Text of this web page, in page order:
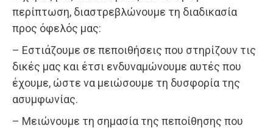
περίπτωση, διαστρεβλώνουμε τη διαδικασία
προς όφελός μας:
– Εστιάζουμε σε πεποιθήσεις που στηρίζουν τις
δικές μας και έτσι ενδυναμώνουμε αυτές που
έχουμε, ώστε να μειώσουμε τη δυσφορία της
ασυμφωνίας.
– Μειώνουμε τη σημασία της πεποίθησης που